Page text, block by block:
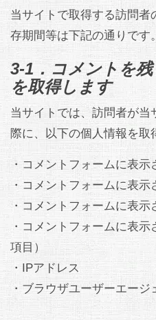
当サイトで取得する訪問者
存期間等は下記の通りです。
3-1．コメントを
を取得します
当サイトでは、訪問者が当
際に、以下の個人情報を取
・コメントフォームに表示
・コメントフォームに表
・コメントフォームに表
・コメントフォームに表
項目）
・IPアドレス
・ブラウザユーザーエージ